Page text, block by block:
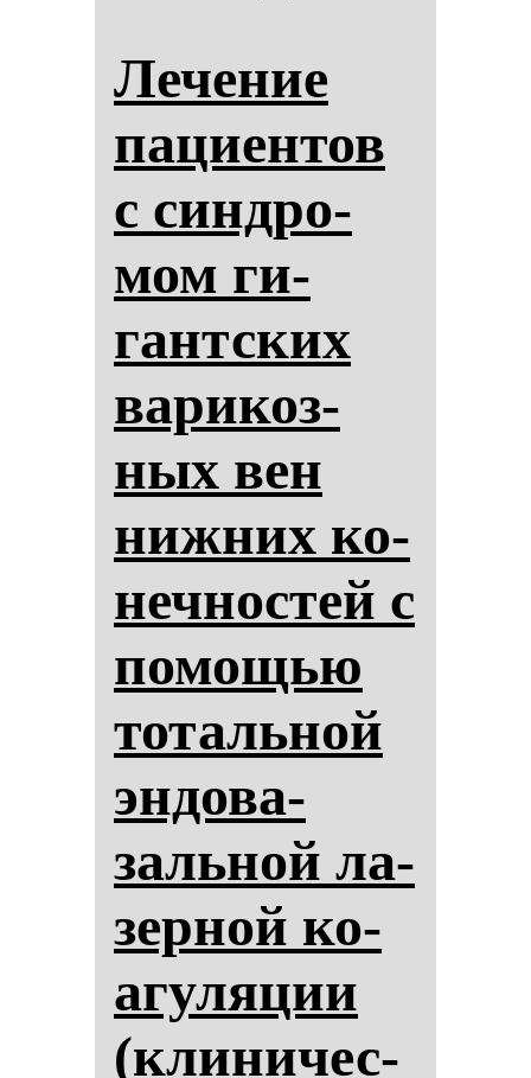
Ле­че­ние
па­ци­ен­тов
с син­дро­
мом ги­
гантских
ва­ри­коз­
ных вен
ниж­них ко­
неч­нос­тей с
по­мощью
то­таль­ной
эн­до­ва­
заль­ной ла­
зер­ной ко­
агу­ля­ции
(кли­ни­чес­